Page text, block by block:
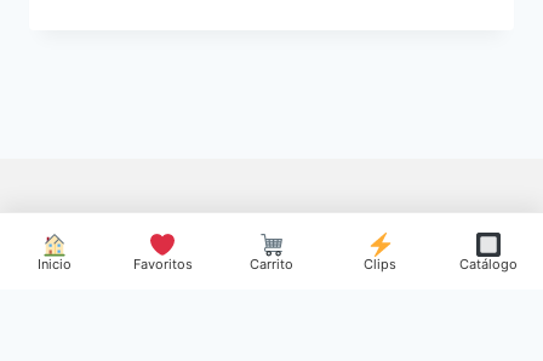
Inicio Favoritos Carrito Clips Catálogo